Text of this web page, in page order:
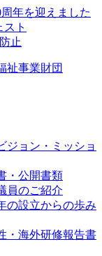
ジョン・ミッショ
・公開書類
員のご紹介
の設立からの歩み
・海外研修報告書